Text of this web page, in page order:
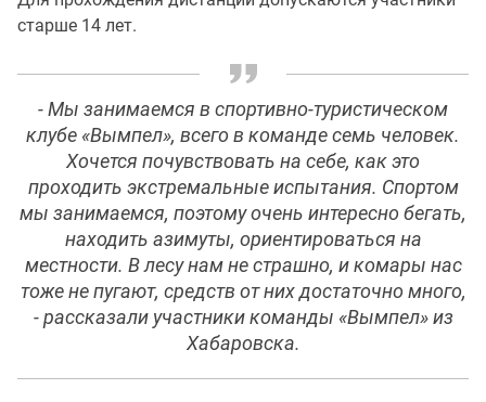
старше 14 лет.
- Мы занимаемся в спортивно-туристическом
клубе «Вымпел», всего в команде семь человек.
Хочется почувствовать на себе, как это
проходить экстремальные испытания. Спортом
мы занимаемся, поэтому очень интересно бегать,
находить азимуты, ориентироваться на
местности. В лесу нам не страшно, и комары нас
тоже не пугают, средств от них достаточно много,
- рассказали участники команды «Вымпел» из
Хабаровска.